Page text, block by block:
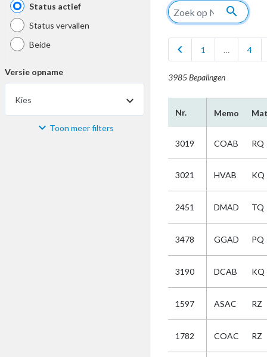
Status actief
Status vervallen
Beide
Versie opname
Kies
Materiaal Toon meer filters
search
chevron_left 1 … 4
3985 Bepalingen
Nr. Memo
3019 COAB RQ
3021 HVAB KQ
2451 DMAD TQ
3478 GGAD PQ
3190 DCAB KQ
1597 ASAC RZ
1782 COAC RZ